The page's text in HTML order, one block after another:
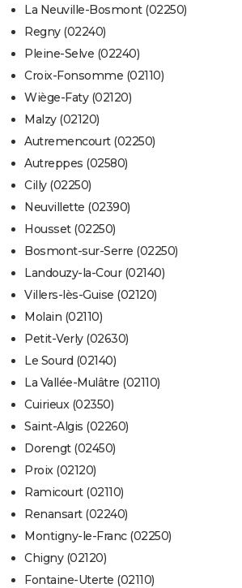
La Neuville-Bosmont (02250)
Regny (02240)
Pleine-Selve (02240)
Croix-Fonsomme (02110)
Wiège-Faty (02120)
Malzy (02120)
Autremencourt (02250)
Autreppes (02580)
Cilly (02250)
Neuvillette (02390)
Housset (02250)
Bosmont-sur-Serre (02250)
Landouzy-la-Cour (02140)
Villers-lès-Guise (02120)
Molain (02110)
Petit-Verly (02630)
Le Sourd (02140)
La Vallée-Mulâtre (02110)
Cuirieux (02350)
Saint-Algis (02260)
Dorengt (02450)
Proix (02120)
Ramicourt (02110)
Renansart (02240)
Montigny-le-Franc (02250)
Chigny (02120)
Fontaine-Uterte (02110)